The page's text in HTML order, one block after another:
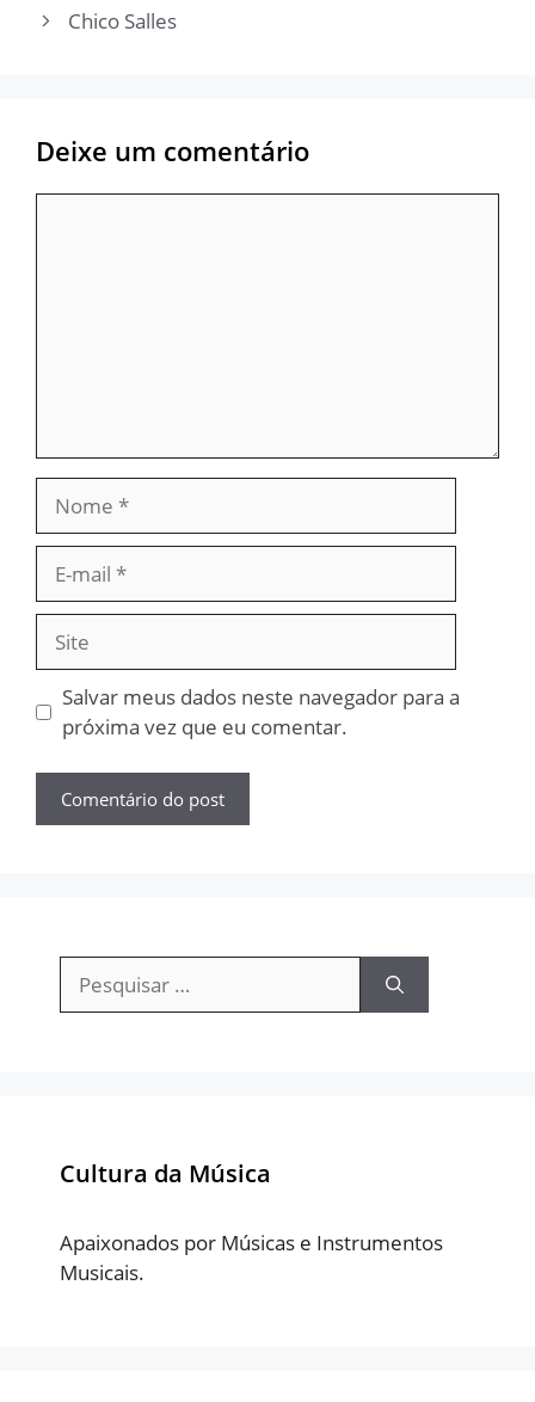
Chico Salles
Deixe um comentário
mail
Site
Salvar meus dados neste navegador para a
próxima vez que eu comentar.
por:
Cultura da Música
Apaixonados por Músicas e Instrumentos
Musicais.